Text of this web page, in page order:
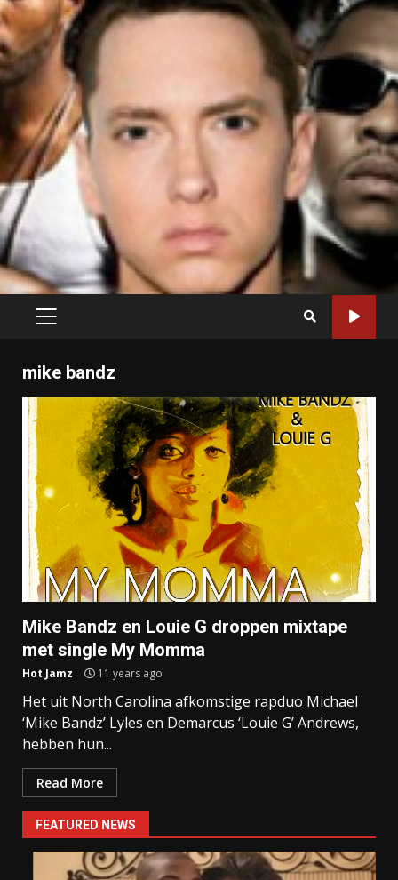
PRIMARY
mike bandz
Mike Bandz en Louie G droppen mixtape
met single My Momma
Hot Jamz 11 years ago
Het uit North Carolina afkomstige rapduo Michael
‘Mike Bandz’ Lyles en Demarcus ‘Louie G’ Andrews,
hebben hun...
Read More
FEATURED NEWS